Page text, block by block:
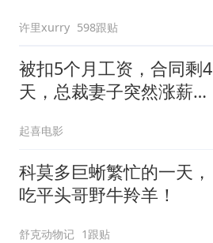
许里xurry 598跟贴
被扣5个月工资，合同剩4
天，总裁妻子突然涨薪续
起喜电影
科莫多巨蜥繁忙的一天，
吃平头哥野牛羚羊！
舒克动物记 1跟贴